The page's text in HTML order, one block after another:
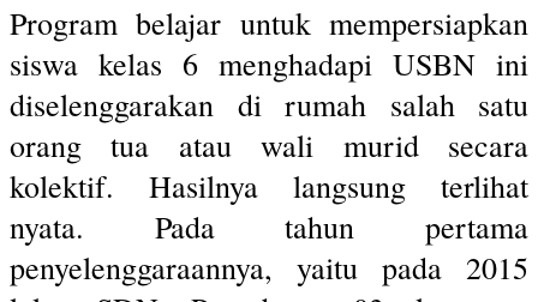
Program belajar untuk mempersiapkan
siswa kelas 6 menghadapi USBN ini
diselenggarakan di rumah salah satu
orang tua atau wali murid secara
kolektif. Hasilnya langsung terlihat
nyata. Pada tahun pertama
penyelenggaraannya, yaitu pada 2015